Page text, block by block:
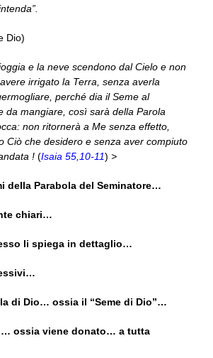
Dio)
e la neve scendono dal Cielo e non
irrigato la Terra, senza averla
perché dia il Seme al
da mangiare, così sarà della Parola
non ritornerà a Me senza effetto,
Ciò che desidero e senza aver compiuto
! (Isaia 55,10-11) >
della Parabola del Seminatore…
chiari…
li spiega in dettaglio…
di Dio… ossia il “Seme di Dio”…
ossia viene donato… a tutta